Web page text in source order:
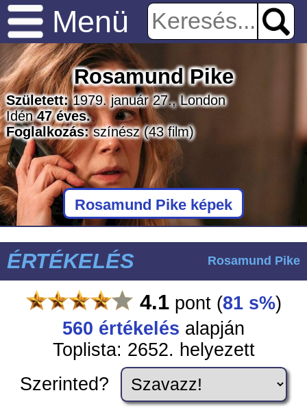
Menü
Rosamund Pike
Született:1979. január 27., London
Idén47 éves.
Foglalkozás:színész(43 film)
Rosamund Pike képek
ÉRTÉKELÉS Rosamund Pike
4.1pont (81 s%)
560 értékelés alapján
Toplista: 2652. helyezett
Szerinted?